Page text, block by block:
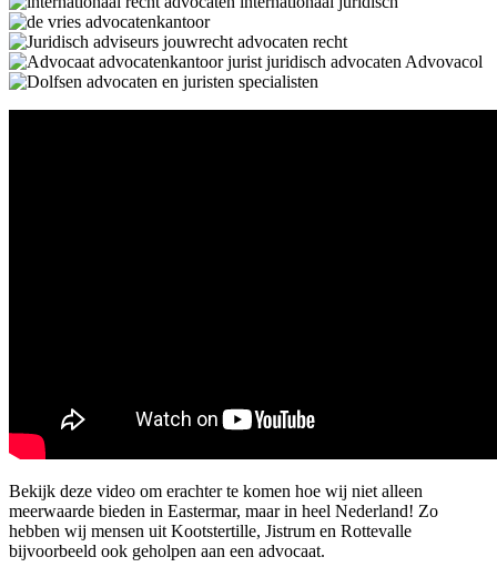
Bekijk deze video om erachter te komen hoe wij niet alleen
meerwaarde bieden in Eastermar, maar in heel Nederland! Zo
hebben wij mensen uit Kootstertille, Jistrum en Rottevalle
bijvoorbeeld ook geholpen aan een advocaat.